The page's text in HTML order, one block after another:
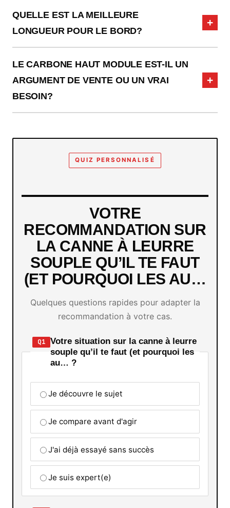
QUELLE EST LA MEILLEURE
LONGUEUR POUR LE BORD?
LE CARBONE HAUT MODULE EST-IL UN
ARGUMENT DE VENTE OU UN VRAI
BESOIN?
QUIZ PERSONNALISÉ
VOTRE
RECOMMANDATION SUR
LA CANNE À LEURRE
SOUPLE QU’IL TE FAUT
(ET POURQUOI LES AU…
Quelques questions rapides pour adapter la
recommandation à votre cas.
Q1 Votre situation sur la canne à leurre
souple qu’il te faut (et pourquoi les
au… ?
Je découvre le sujet
Je compare avant d'agir
J'ai déjà essayé sans succès
Je suis expert(e)